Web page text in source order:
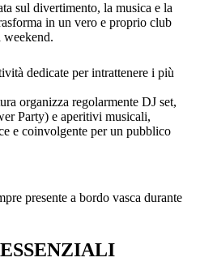
sul divertimento, la musica e la
in un vero e proprio club
weekend.
dedicate per intrattenere i più
organizza regolarmente DJ set,
Party) e aperitivi musicali,
e coinvolgente per un pubblico
presente a bordo vasca durante